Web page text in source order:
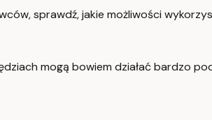
sprawdź, jakie możliwości
mogą bowiem działać bardzo